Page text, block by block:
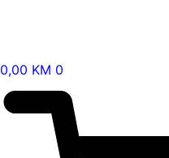
0,00 KM 0